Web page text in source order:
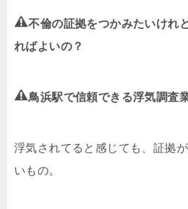
不倫の証拠をつかみたいけれ
ればよいの？
鳥浜駅で信頼できる浮気調査
浮気されてると感じても、証拠
いもの。